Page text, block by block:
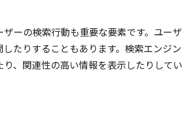
ザーの検索行動も重要な要素です。ユー
したりすることもあります。検索エンジ
り、関連性の高い情報を表示したりしてい